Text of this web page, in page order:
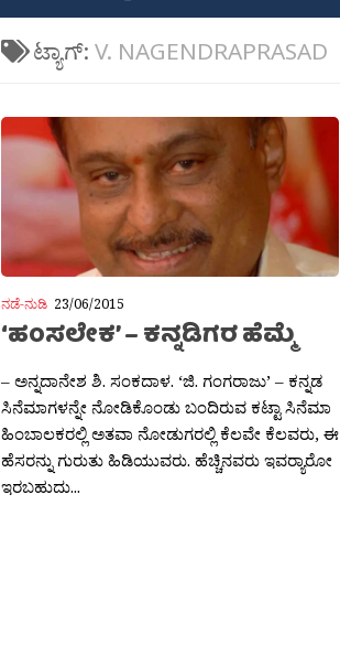
ಟ್ಯಾಗ್: V. NAGENDRAPRASAD
ನಡೆ-ನುಡಿ 23/06/2015
‘ಹಂಸಲೇಕ’ – ಕನ್ನಡಿಗರ ಹೆಮ್ಮೆ
– ಅನ್ನದಾನೇಶ ಶಿ. ಸಂಕದಾಳ. ‘ಜಿ. ಗಂಗರಾಜು’ – ಕನ್ನಡ
ಸಿನೆಮಾಗಳನ್ನೇ ನೋಡಿಕೊಂಡು ಬಂದಿರುವ ಕಟ್ಟಾ ಸಿನೆಮಾ
ಹಿಂಬಾಲಕರಲ್ಲಿ ಅತವಾ ನೋಡುಗರಲ್ಲಿ ಕೆಲವೇ ಕೆಲವರು, ಈ
ಹೆಸರನ್ನು ಗುರುತು ಹಿಡಿಯುವರು. ಹೆಚ್ಚಿನವರು ಇವರ‍್ಯಾರೋ
ಇರಬಹುದು...